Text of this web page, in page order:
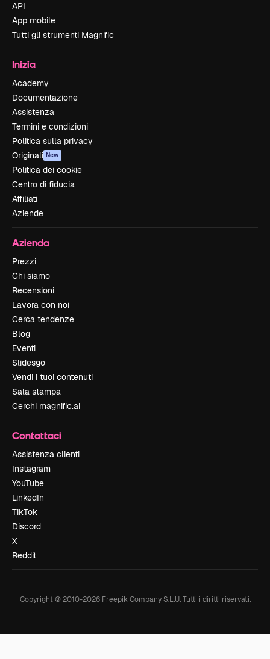
API
App mobile
Tutti gli strumenti Magnific
Inizia
Academy
Documentazione
Assistenza
Termini e condizioni
Politica sulla privacy
Originali New
Politica dei cookie
Centro di fiducia
Affiliati
Aziende
Azienda
Prezzi
Chi siamo
Recensioni
Lavora con noi
Cerca tendenze
Blog
Eventi
Slidesgo
Vendi i tuoi contenuti
Sala stampa
Cerchi magnific.ai
Contattaci
Assistenza clienti
Instagram
YouTube
LinkedIn
TikTok
Discord
X
Reddit
Copyright © 2010-2026Freepik Company S.L.U. Tutti i diritti riservati.